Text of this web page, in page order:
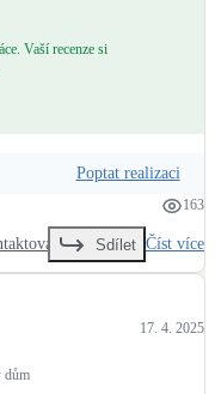
Vaší recenze si
Poptat realizaci
163
Sdílet Číst více
17. 4. 2025
dům